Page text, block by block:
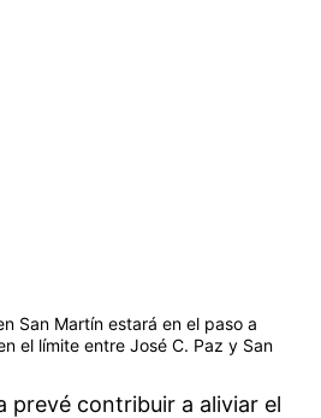
San Martín estará en el paso a
el límite entre José C. Paz y San
prevé contribuir a aliviar el